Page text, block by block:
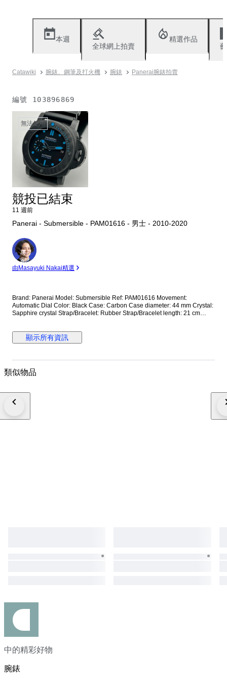
本週
全球網上拍賣
精選作品
Catawiki 腕錶、鋼筆及打火機 腕錶 Panerai腕錶拍賣
編號 103896869
無法使用
競投已結束
11 週前
Panerai - Submersible - PAM01616 - 男士 - 2010-2020
專
家
由Masayuki Nakai精選
Brand: Panerai Model: Submersible Ref: PAM01616 Movement:
Automatic Dial Color: Black Case: Carbon Case diameter: 44 mm Crystal:
Sapphire crystal Strap/Bracelet: Rubber Strap/Bracelet length: 21 cm
**Optional shipping from Europe(EU) is available. Please contact seller
for details.
顯示所有資訊
類似物品
中的精彩好物
腕錶